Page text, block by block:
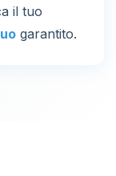
il tuo
garantito.